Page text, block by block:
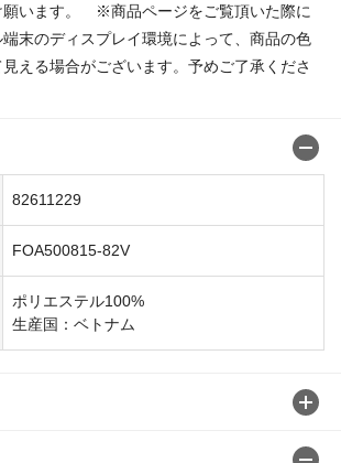
願います。 ※商品ページをご覧頂いた際に
末のディスプレイ環境によって、商品の色
える場合がございます。予めご了承くださ
82611229
FOA500815-82V
ポリエステル100%
生産国：ベトナム